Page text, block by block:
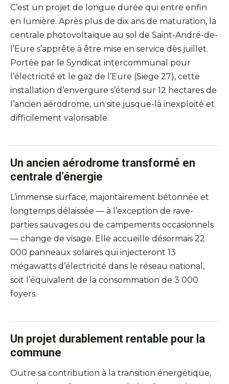
C’est un projet de longue durée qui entre enfin
en lumière. Après plus de dix ans de maturation, la
centrale photovoltaïque au sol de Saint-André-de-
l’Eure s’apprête à être mise en service dès juillet.
Portée par le Syndicat intercommunal pour
l’électricité et le gaz de l’Eure (Siege 27), cette
installation d’envergure s’étend sur 12 hectares de
l’ancien aérodrome, un site jusque-là inexploité et
difficilement valorisable.
Un ancien aérodrome transformé en
centrale d’énergie
L’immense surface, majoritairement bétonnée et
longtemps délaissée — à l’exception de rave-
parties sauvages ou de campements occasionnels
— change de visage. Elle accueille désormais 22
000 panneaux solaires qui injecteront 13
mégawatts d’électricité dans le réseau national,
soit l’équivalent de la consommation de 3 000
foyers.
Un projet durablement rentable pour la
commune
Outre sa contribution à la transition énergétique,